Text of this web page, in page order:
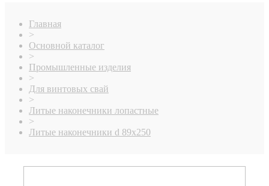
Главная
>
Основной каталог
>
Промышленные изделия
>
Для винтовых свай
>
Литые наконечники лопастные
>
Литые наконечники d 89х250